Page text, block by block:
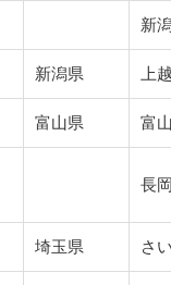
新
新潟県 上
富山県 富
長
埼玉県 さ